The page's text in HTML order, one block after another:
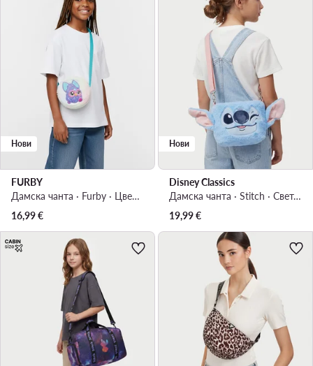
Нови
FURBY
Дамска чанта · Furby · Цветен
16,99€
Нови
Disney Classics
Дамска чанта · Stitch · Светлосин
19,99€